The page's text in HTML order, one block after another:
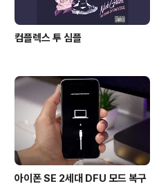
컴플렉스 투 심플
아이폰 SE 2세대 DFU 모드 복구